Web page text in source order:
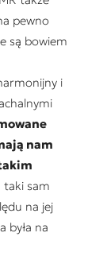
pewno
są bowiem
i
nam
taki sam
na jej
była na